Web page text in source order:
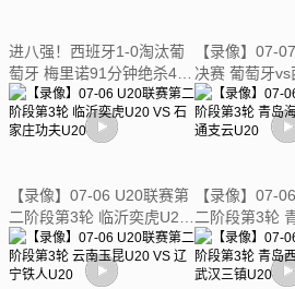
进八强！西班牙1-0淘汰葡
萄牙 梅里诺91分钟绝杀41
岁C罗最后一舞
【录像】07-
决赛 葡萄牙vs
【录像】07-06 U20联赛第
二阶段第3轮 临沂奕虎U20
VS 石家庄功夫U20
【录像】07-
二阶段第3轮
VS 南通支云